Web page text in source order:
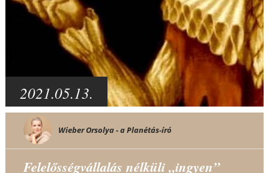
2021.05.13.
Wieber Orsolya - a Planétás-író
Felelősségvállalás nélküli „ingyen”